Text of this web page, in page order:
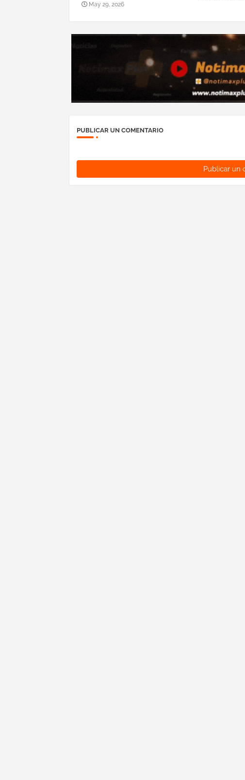
May 29, 2026
PUBLICAR UN COMENTARIO
Publicar un